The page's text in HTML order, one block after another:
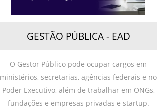
GESTÃO PÚBLICA - EAD
O Gestor Público pode ocupar cargos em
ministérios, secretarias, agências federais e no
Poder Executivo, além de trabalhar em ONGs,
fundações e empresas privadas e startup.